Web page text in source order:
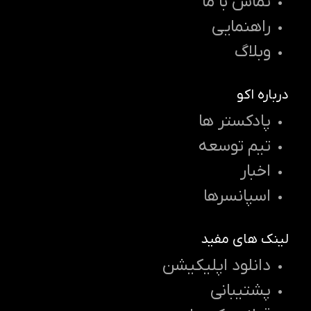
راهنمایی
وبلاگ
درباره اکو
پادکستر ها
تیم توسعه
اخبار
اسپانسرها
لینک های مفید
دانلود اپلیکیشن
پشتیبانی